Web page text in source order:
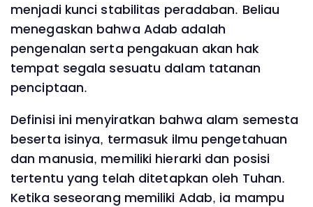
menjadi kunci stabilitas peradaban. Beliau
menegaskan bahwa Adab adalah
pengenalan serta pengakuan akan hak
tempat segala sesuatu dalam tatanan
penciptaan.
Definisi ini menyiratkan bahwa alam semesta
beserta isinya, termasuk ilmu pengetahuan
dan manusia, memiliki hierarki dan posisi
tertentu yang telah ditetapkan oleh Tuhan.
Ketika seseorang memiliki Adab, ia mampu